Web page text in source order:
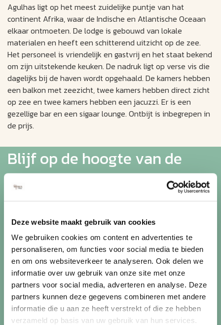
Deze website maakt gebruik van cookies
We gebruiken cookies om content en advertenties te
personaliseren, om functies voor social media te bieden
en om ons websiteverkeer te analyseren. Ook delen we
informatie over uw gebruik van onze site met onze
partners voor social media, adverteren en analyse. Deze
partners kunnen deze gegevens combineren met andere
informatie die u aan ze heeft verstrekt of die ze hebben
verzameld op basis van uw gebruik van hun services.
Agulhas ligt op het meest zuidelijke puntje van hat
continent Afrika, waar de Indische en Atlantische Oceaan
elkaar ontmoeten. De lodge is gebouwd van lokale
materialen en heeft een schitterend uitzicht op de zee.
Het personeel is vriendelijk en gastvrij en het staat bekend
om zijn uitstekende keuken. De nadruk ligt op verse vis die
dagelijks bij de haven wordt opgehaald. De kamers hebben
een balkon met zeezicht, twee kamers hebben direct zicht
op zee en twee kamers hebben een jacuzzi. Er is een
gezellige bar en een sigaar lounge. Ontbijt is inbegrepen in
de prijs.
Blijf op de hoogte van de
mooiste reizen
laatste aanbiedingen. U kunt zich elk moment weer
uitschrijven via de afmeldlink in de nieuwsbrief.
Aanmelden
Lees in onsprivacybeleidhoe wij zorgvuldig omgaan met uw
gegevens.